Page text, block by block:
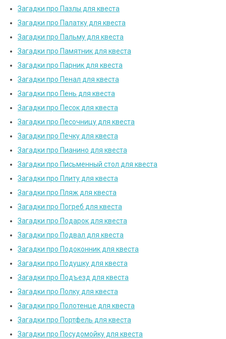
Загадки про Пазлы для квеста
Загадки про Палатку для квеста
Загадки про Пальму для квеста
Загадки про Памятник для квеста
Загадки про Парник для квеста
Загадки про Пенал для квеста
Загадки про Пень для квеста
Загадки про Песок для квеста
Загадки про Песочницу для квеста
Загадки про Печку для квеста
Загадки про Пианино для квеста
Загадки про Письменный стол для квеста
Загадки про Плиту для квеста
Загадки про Пляж для квеста
Загадки про Погреб для квеста
Загадки про Подарок для квеста
Загадки про Подвал для квеста
Загадки про Подоконник для квеста
Загадки про Подушку для квеста
Загадки про Подъезд для квеста
Загадки про Полку для квеста
Загадки про Полотенце для квеста
Загадки про Портфель для квеста
Загадки про Посудомойку для квеста